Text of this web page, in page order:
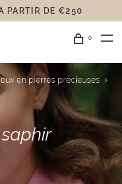
PARTIR DE €250
0
en pierres précieuses